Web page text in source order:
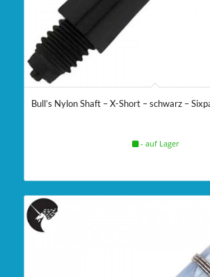
Bull’s Nylon Shaft – X-Short – schwarz –
- auf Lager